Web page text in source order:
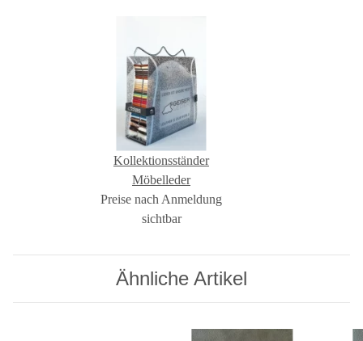
Kollektionsständer
Möbelleder
Preise nach Anmeldung
sichtbar
Ähnliche Artikel